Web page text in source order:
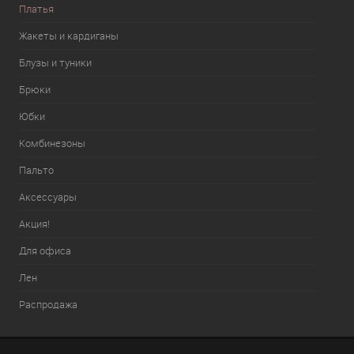
Платья
Жакеты и кардиганы
Блузы и туники
Брюки
Юбки
Комбинезоны
Пальто
Аксессуары
Акция!
Для офиса
Лен
Распродажа